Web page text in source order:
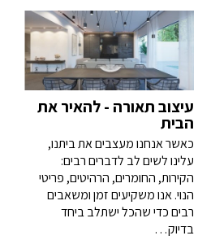
עיצוב תאורה - להאיר את
הבית
כאשר אנחנו מעצבים את ביתנו,
עלינו לשים לב לדברים רבים:
הקירות, החומרים, הרהיטים, פריטי
הנוי. אנו משקיעים זמן ומשאבים
רבים כדי שהכל ישתלב ביחד
בדיוק…